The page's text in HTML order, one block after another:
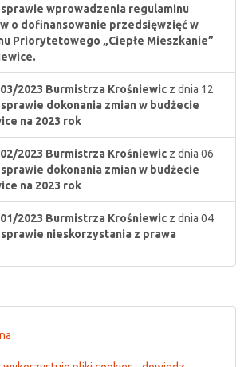
wprowadzenia regulaminu
o dofinansowanie przedsięwzięć w
Priorytetowego „Ciepłe Mieszkanie”
2023 Burmistrza Krośniewic z dnia 12
dokonania zmian w budżecie
na 2023 rok
2023 Burmistrza Krośniewic z dnia 06
dokonania zmian w budżecie
na 2023 rok
2023 Burmistrza Krośniewic z dnia 04
nieskorzystania z prawa